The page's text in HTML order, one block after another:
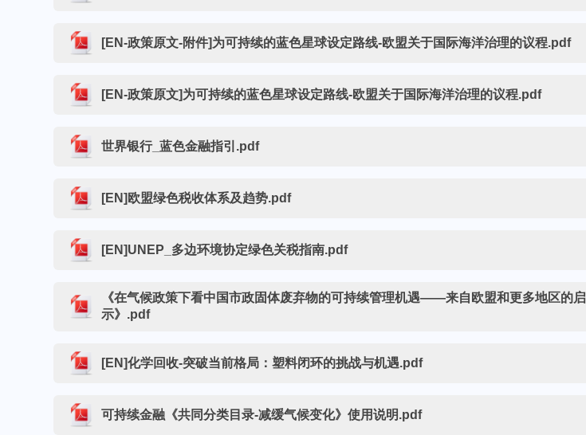
[EN-政策原文-附件]为可持续的蓝色星球设定路线-欧盟关于国际海洋治理的议程.pdf
[EN-政策原文]为可持续的蓝色星球设定路线-欧盟关于国际海洋治理的议程.pdf
世界银行_蓝色金融指引.pdf
[EN]欧盟绿色税收体系及趋势.pdf
[EN]UNEP_多边环境协定绿色关税指南.pdf
《在气候政策下看中国市政固体废弃物的可持续管理机遇——来自欧盟和更多地区的启
示》.pdf
[EN]化学回收-突破当前格局：塑料闭环的挑战与机遇.pdf
可持续金融《共同分类目录-减缓气候变化》使用说明.pdf